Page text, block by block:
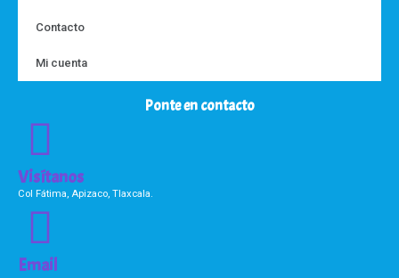
Contacto
Mi cuenta
Ponte en contacto
Visítanos
Col Fátima, Apizaco, Tlaxcala.
Email